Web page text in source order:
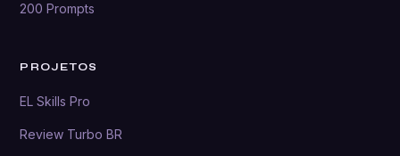
200 Prompts
PROJETOS
EL Skills Pro
Review Turbo BR